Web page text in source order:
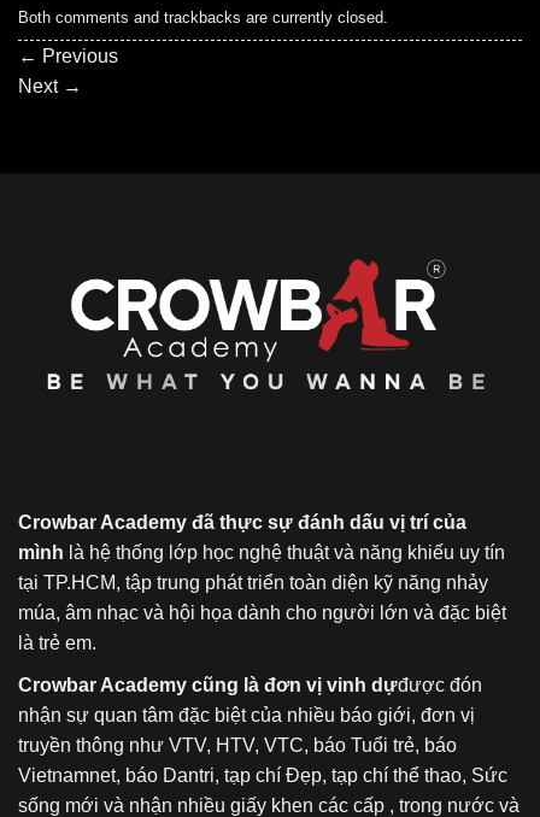
Both comments and trackbacks are currently closed.
← Previous
Next →
Crowbar Academy đã thực sự đánh dấu vị trí của
mình là hệ thống lớp học nghệ thuật và năng khiếu uy tín
tại TP.HCM, tập trung phát triển toàn diện kỹ năng nhảy
múa, âm nhạc và hội họa dành cho người lớn và đặc biệt
là trẻ em.
Crowbar Academy cũng là đơn vị vinh dựđược đón
nhận sự quan tâm đặc biệt của nhiều báo giới, đơn vị
truyền thông như VTV, HTV, VTC, báo Tuổi trẻ, báo
Vietnamnet, báo Dantri, tạp chí Đẹp, tạp chí thể thao, Sức
sống mới và nhận nhiều giấy khen các cấp , trong nước và